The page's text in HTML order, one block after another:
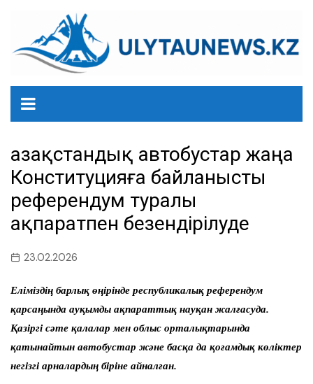
содержанию
Қазақстандық автобустар жаңа
Конституцияға байланысты
референдум туралы
ақпаратпен безендірілуде
23.02.2026
Еліміздің барлық өңірінде республикалық референдум
қарсаңында ауқымды ақпараттық науқан жалғасуда.
Қазіргі сәте қалалар мен облыс орталықтарында
қатынайтын автобустар және басқа да қоғамдық көліктер
негізгі арналардың біріне айналған.